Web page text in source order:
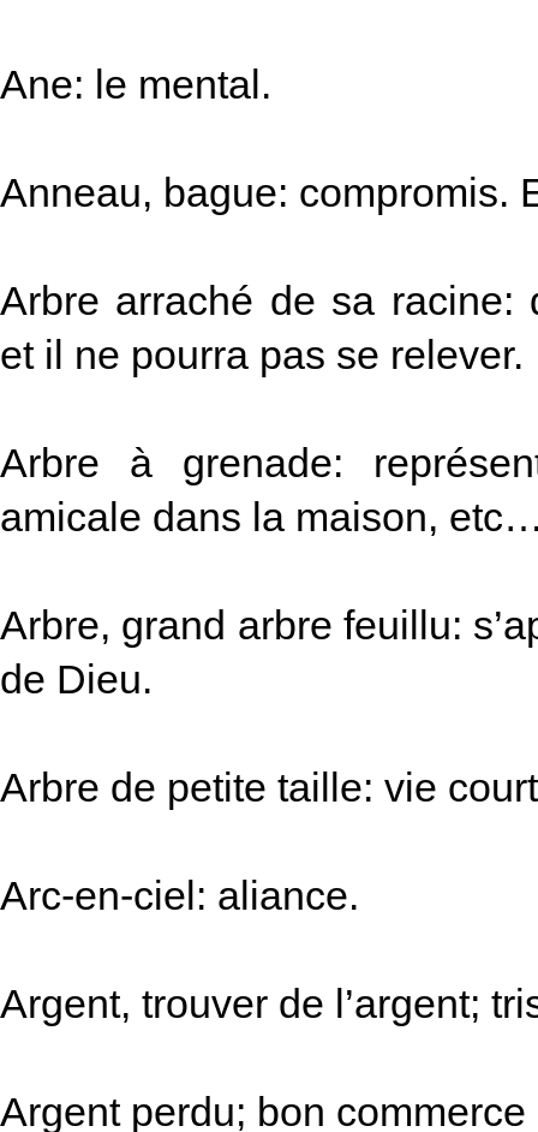
Ane: le mental.
Anneau, bague: compromis.
Arbre arraché de sa racine:
et il ne pourra pas se relever.
Arbre à grenade:
amicale dans la maison,
Arbre, grand arbre feuillu:
de Dieu.
Arbre de petite taille: vie
Arc-en-ciel: aliance.
Argent, trouver de l’argent;
Argent perdu; bon